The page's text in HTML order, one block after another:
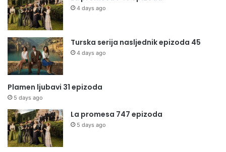
4 days ago
Turska serija nasljednik epizoda 45
4 days ago
Plamen ljubavi 31 epizoda
5 days ago
La promesa 747 epizoda
5 days ago